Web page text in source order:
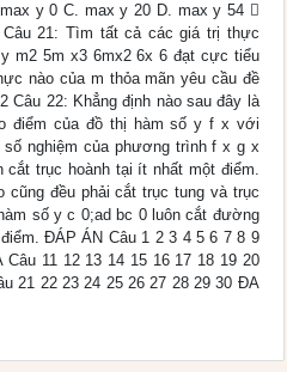
y 0 C. max y 20 D. max y 54 
21: Tìm tất cả các giá trị thực
m2 5m x3 6mx2 6x 6 đạt cực tiểu
nào của m thỏa mãn yêu cầu đề
Câu 22: Khẳng định nào sau đây là
điểm của đồ thị hàm số y f x với
nghiệm của phương trình f x g x
cắt trục hoành tại ít nhất một điểm.
cũng đều phải cắt trục tung và trục
số y c 0;ad bc 0 luôn cắt đường
ĐÁP ÁN Câu 1 2 3 4 5 6 7 8 9
11 12 13 14 15 16 17 18 19 20
21 22 23 24 25 26 27 28 29 30 ĐA